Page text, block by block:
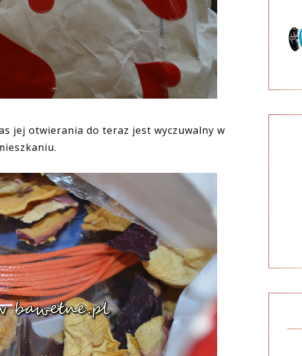
jej otwierania do teraz jest wyczuwalny w